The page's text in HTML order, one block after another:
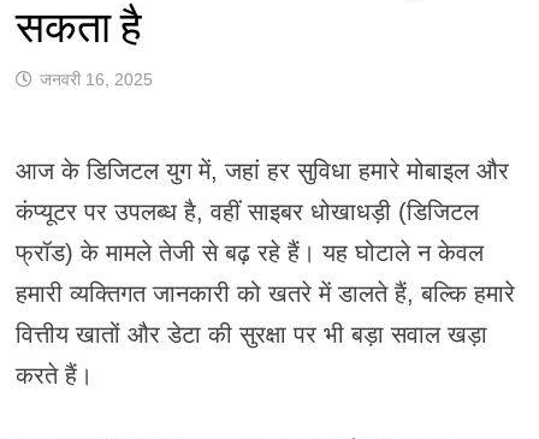
सकता है
जनवरी 16, 2025
आज के डिजिटल युग में, जहां हर सुविधा हमारे मोबाइल और
कंप्यूटर पर उपलब्ध है, वहीं साइबर धोखाधड़ी (डिजिटल
फ्रॉड) के मामले तेजी से बढ़ रहे हैं। यह घोटाले न केवल
हमारी व्यक्तिगत जानकारी को खतरे में डालते हैं, बल्कि हमारे
वित्तीय खातों और डेटा की सुरक्षा पर भी बड़ा सवाल खड़ा
करते हैं।